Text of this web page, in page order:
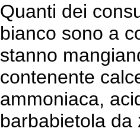
Quanti dei
bianco sono a
stanno
contenente
ammoniaca,
barbabietola da